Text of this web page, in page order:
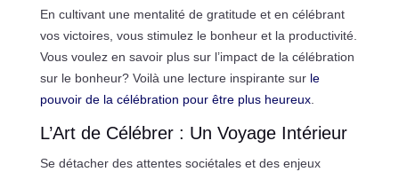
En cultivant une mentalité de gratitude et en célébrant
vos victoires, vous stimulez le bonheur et la productivité.
Vous voulez en savoir plus sur l’impact de la célébration
sur le bonheur? Voilà une lecture inspirante sur le
pouvoir de la célébration pour être plus heureux.
L’Art de Célébrer : Un Voyage Intérieur
Se détacher des attentes sociétales et des enjeux